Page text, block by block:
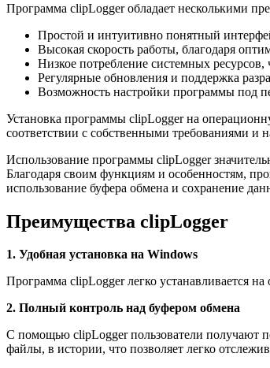
Программа clipLogger обладает несколькими
Простой и интуитивно понятный
Высокая скорость работы, благодаря
Низкое потребление системных ресурсов,
Регулярные обновления и поддержка
Возможность настройки программы под
Установка программы clipLogger на
соответствии с собственными требованиями и
Использование программы clipLogger
Благодаря своим функциям и особенностям,
использование буфера обмена и сохранение
Преимущества clipLogger
1. Удобная установка на Windows
Программа clipLogger легко устанавливается
2. Полный контроль над буфером обмена
С помощью clipLogger пользователи получают
файлы, в истории, что позволяет легко